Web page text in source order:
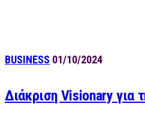
BUSINESS 01/10/2024
Διάκριση Visionary για